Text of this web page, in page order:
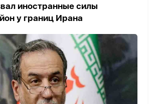
иностранные силы
у границ Ирана